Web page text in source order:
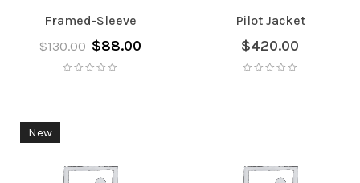
Framed-Sleeve
$130.00 $88.00
Pilot Jacket
$420.00
New